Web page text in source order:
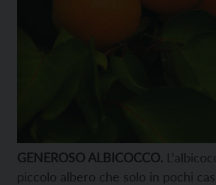
GENEROSO ALBICOCCO.
piccolo albero che solo in pochi